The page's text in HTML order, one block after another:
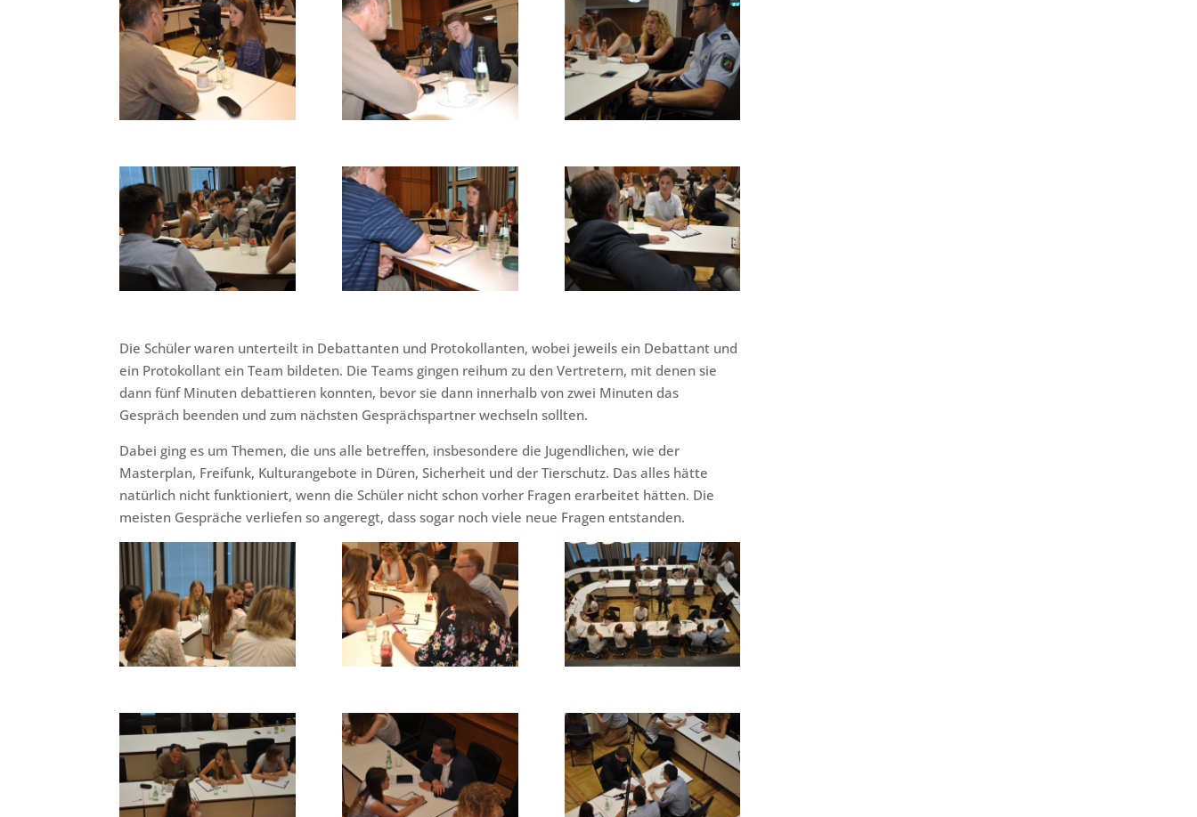
Die Schüler waren unterteilt in Debattanten und Protokollanten, wobei jeweils ein Debattant und
ein Protokollant ein Team bildeten. Die Teams gingen reihum zu den Vertretern, mit denen sie
dann fünf Minuten debattieren konnten, bevor sie dann innerhalb von zwei Minuten das
Gespräch beenden und zum nächsten Gesprächspartner wechseln sollten.
Dabei ging es um Themen, die uns alle betreffen, insbesondere die Jugendlichen, wie der
Masterplan, Freifunk, Kulturangebote in Düren, Sicherheit und der Tierschutz. Das alles hätte
natürlich nicht funktioniert, wenn die Schüler nicht schon vorher Fragen erarbeitet hätten. Die
meisten Gespräche verliefen so angeregt, dass sogar noch viele neue Fragen entstanden.